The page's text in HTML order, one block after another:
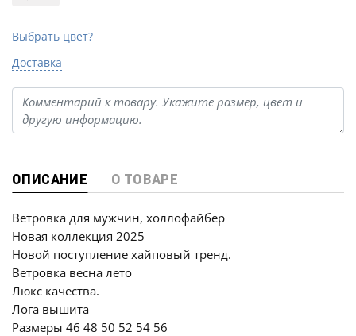
Выбрать цвет?
Доставка
ОПИСАНИЕ О ТОВАРЕ
Ветровка для мужчин, холлофайбер
Новая коллекция 2025
Новой поступление хайповый тренд.
Ветровка весна лето
Люкс качества.
Лога вышита
Размеры 46 48 50 52 54 56